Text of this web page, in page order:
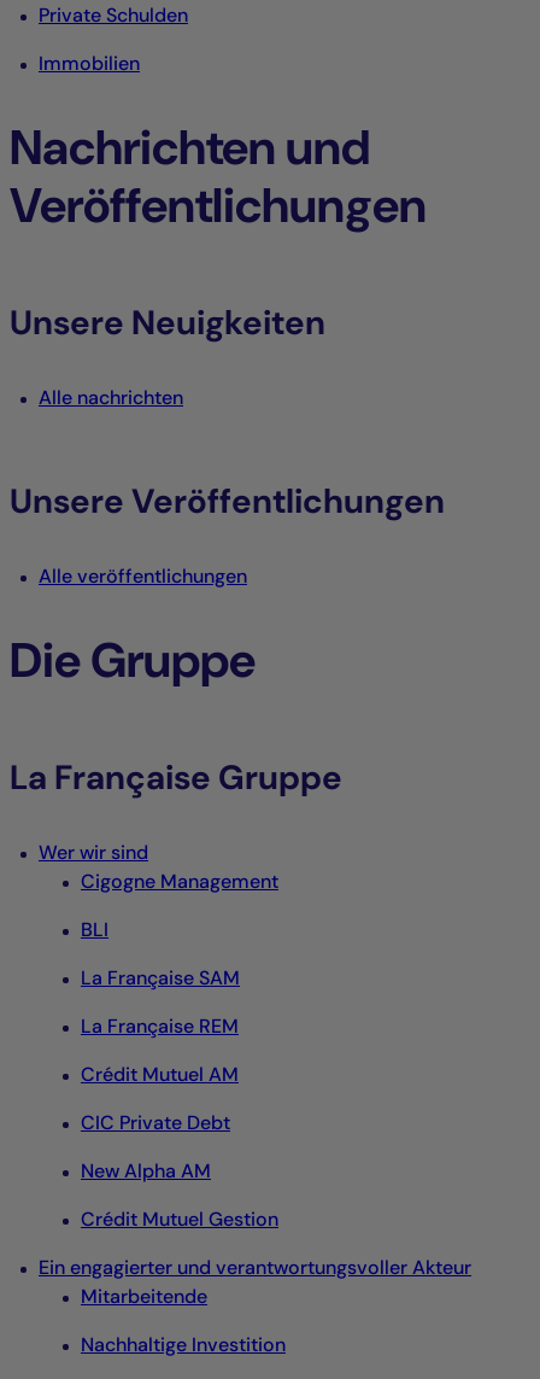
Private Schulden
Immobilien
Nachrichten und
Veröffentlichungen
Unsere Neuigkeiten
Alle nachrichten
Unsere Veröffentlichungen
Alle veröffentlichungen
Die Gruppe
La Française Gruppe
Wer wir sind
Cigogne Management
BLI
La Française SAM
La Française REM
Crédit Mutuel AM
CIC Private Debt
New Alpha AM
Crédit Mutuel Gestion
Ein engagierter und verantwortungsvoller Akteur
Mitarbeitende
Nachhaltige Investition